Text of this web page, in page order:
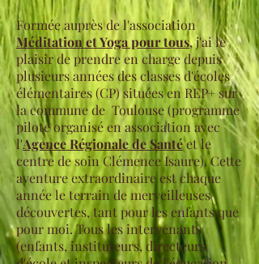
Formée auprès de l'association
Méditation et Yoga pour tous, j'ai le
plaisir de prendre en charge depuis
plusieurs années des classes d'écoles
élémentaires (CP) situées en REP+ sur
la commune de Toulouse (programme
pilote organisé en association avec
l'Agence Régionale de Santéet le
centre de soin Clémence Isaure). Cette
aventure extraordinaire est chaque
année le terrain de merveilleuses
découvertes, tant pour les enfants que
pour moi. Tous les intervenants
(enfants, instituteurs, directeurs